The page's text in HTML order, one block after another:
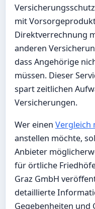
mit
Direktverrechnung
anderen
dass Angehörige
müssen. Dieser
spart zeitlichen
Versicherungen.
Wer einen Vergleich
anstellen möchte,
Anbieter
für örtliche
Graz GmbH
detaillierte
Gegebenheiten und